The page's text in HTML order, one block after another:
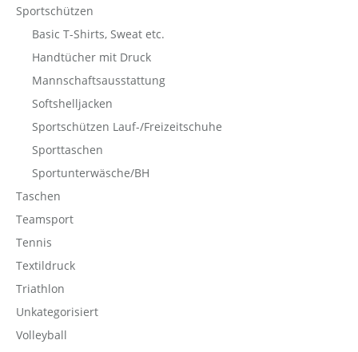
Sportschützen
Basic T-Shirts, Sweat etc.
Handtücher mit Druck
Mannschaftsausstattung
Softshelljacken
Sportschützen Lauf-/Freizeitschuhe
Sporttaschen
Sportunterwäsche/BH
Taschen
Teamsport
Tennis
Textildruck
Triathlon
Unkategorisiert
Volleyball